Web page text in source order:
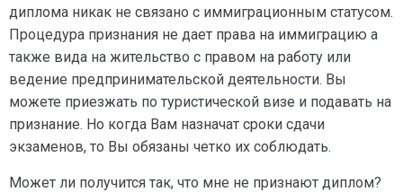
диплома никак не связано с иммиграционным статусом.
Процедура признания не дает права на иммиграцию а
также вида на жительство с правом на работу или
ведение предпринимательской деятельности. Вы
можете приезжать по туристической визе и подавать на
признание. Но когда Вам назначат сроки сдачи
экзаменов, то Вы обязаны четко их соблюдать.
Может ли получится так, что мне не признают диплом?